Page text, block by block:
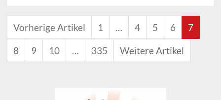
Vorherige Artikel 1 … 4 5 6 7
8 9 10 … 335 Weitere Artikel